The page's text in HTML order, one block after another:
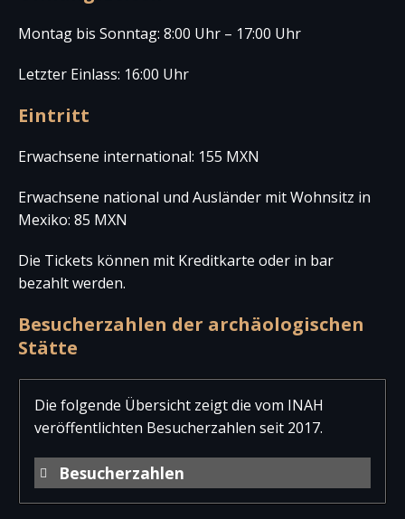
Montag bis Sonntag: 8:00 Uhr – 17:00 Uhr
Letzter Einlass: 16:00 Uhr
Eintritt
Erwachsene international: 155 MXN
Erwachsene national und Ausländer mit Wohnsitz in
Mexiko: 85 MXN
Die Tickets können mit Kreditkarte oder in bar
bezahlt werden.
Besucherzahlen der archäologischen
Stätte
Die folgende Übersicht zeigt die vom INAH
veröffentlichten Besucherzahlen seit 2017.
Besucherzahlen
Jahr
Besucher
Besucher